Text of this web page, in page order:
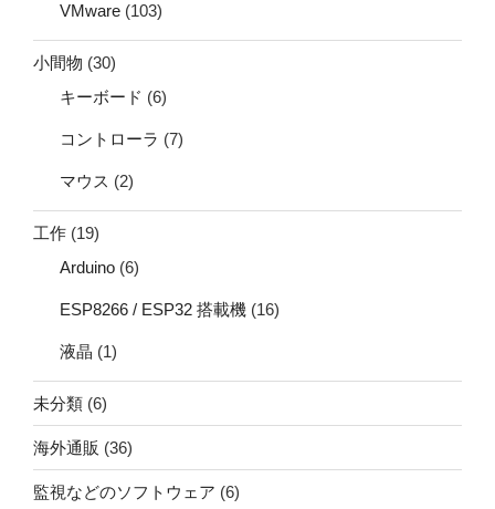
VMware (103)
小間物 (30)
キーボード (6)
コントローラ (7)
マウス (2)
工作 (19)
Arduino (6)
ESP8266 / ESP32 搭載機 (16)
液晶 (1)
未分類 (6)
海外通販 (36)
監視などのソフトウェア (6)